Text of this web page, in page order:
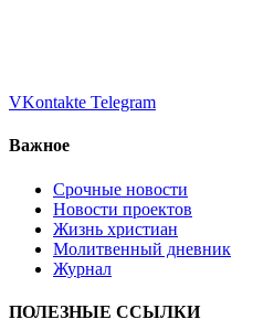
VKontakte Telegram
Важное
Срочные новости
Новости проектов
Жизнь христиан
Молитвенный дневник
Журнал
ПОЛЕЗНЫЕ ССЫЛКИ